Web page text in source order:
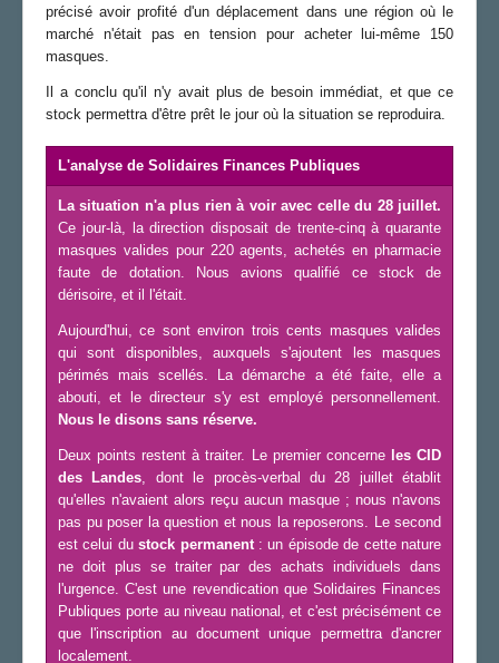
précisé avoir profité d'un déplacement dans une région où le
marché n'était pas en tension pour acheter lui-même 150
masques.
Il a conclu qu'il n'y avait plus de besoin immédiat, et que ce
stock permettra d'être prêt le jour où la situation se reproduira.
L'analyse de Solidaires Finances Publiques
La situation n'a plus rien à voir avec celle du 28 juillet.
Ce jour-là, la direction disposait de trente-cinq à quarante
masques valides pour 220 agents, achetés en pharmacie
faute de dotation. Nous avions qualifié ce stock de
dérisoire, et il l'était.
Aujourd'hui, ce sont environ trois cents masques valides
qui sont disponibles, auxquels s'ajoutent les masques
périmés mais scellés. La démarche a été faite, elle a
abouti, et le directeur s'y est employé personnellement.
Nous le disons sans réserve.
Deux points restent à traiter. Le premier concerne les CID
des Landes, dont le procès-verbal du 28 juillet établit
qu'elles n'avaient alors reçu aucun masque ; nous n'avons
pas pu poser la question et nous la reposerons. Le second
est celui dustock permanent: un épisode de cette nature
ne doit plus se traiter par des achats individuels dans
l'urgence. C'est une revendication que Solidaires Finances
Publiques porte au niveau national, et c'est précisément ce
que l'inscription au document unique permettra d'ancrer
localement.